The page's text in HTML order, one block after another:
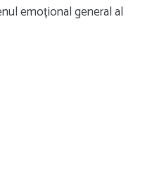
emoțional general al